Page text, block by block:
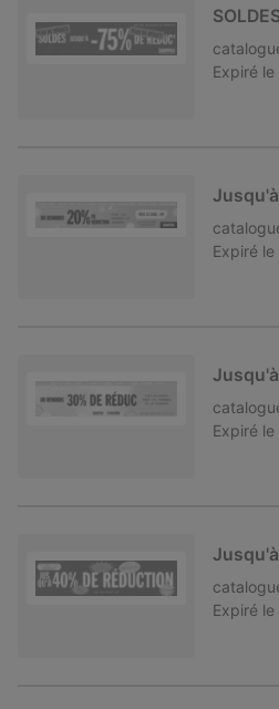
Expiré le
Expiré le
Expiré le
Expiré le